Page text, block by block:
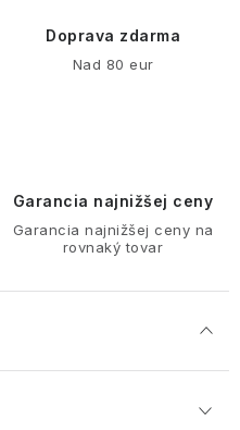
Doprava zdarma
Nad 80 eur
Garancia najnižšej ceny
Garancia najnižšej ceny na
rovnaký tovar